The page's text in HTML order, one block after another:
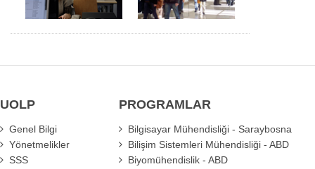
UOLP
Genel Bilgi
Yönetmelikler
SSS
PROGRAMLAR
Bilgisayar Mühendisliği - Saraybosna
Bilişim Sistemleri Mühendisliği - ABD
Biyomühendislik - ABD